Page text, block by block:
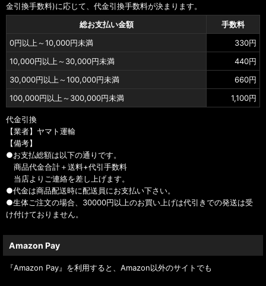
金引換手数料)に応じて、代金引換手数料が決まります。
総お支払い金額
手数料
0円以上～10,000円未満 330円
10,000円以上～30,000円未満 440円
30,000円以上～100,000円未満 660円
100,000円以上～300,000円未満 1,100円
代金引換
【業者】ヤマト運輸
【備考】
●お支払総額は以下の通りです。
商品代金合計＋送料+代引手数料
当店よりご連絡を差し上げます。
●代金は商品配送時に配送員にお支払い下さい。
●生体ご注文の場合、30000円以上のお買い上げは代引きでの発送は受
け付けておりません。
Amazon Pay
『Amazon Pay』を利用すると、Amazon以外のサイトでも